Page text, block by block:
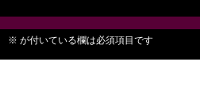
※ が付いている欄は必須項目です